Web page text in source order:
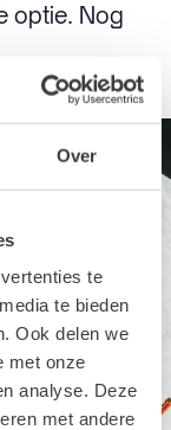
Over
te
te bieden
Ook delen we
met onze
analyse. Deze
met andere
optie. Nog